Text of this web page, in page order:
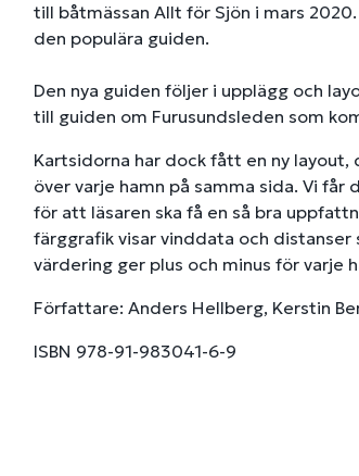
till båtmässan Allt för Sjön i mars
den populära guiden.
Den nya guiden följer i upplägg och
till guiden om Furusundsleden som
Kartsidorna har dock fått en ny
över varje hamn på samma sida. Vi
för att läsaren ska få en så bra
färggrafik visar vinddata och
värdering ger plus och minus för varje
Författare: Anders Hellberg, Kerstin
ISBN 978-91-983041-6-9